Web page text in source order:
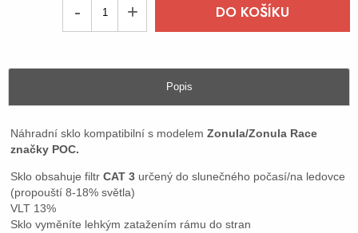
- + DO KOŠÍKU
Popis
Náhradní sklo kompatibilní s modelem Zonula/Zonula Race
značky POC.
Sklo obsahuje filtr CAT 3 určený do slunečného počasí/na ledovce
(propouští 8-18% světla)
VLT 13%
Sklo vyměníte lehkým zatažením rámu do stran